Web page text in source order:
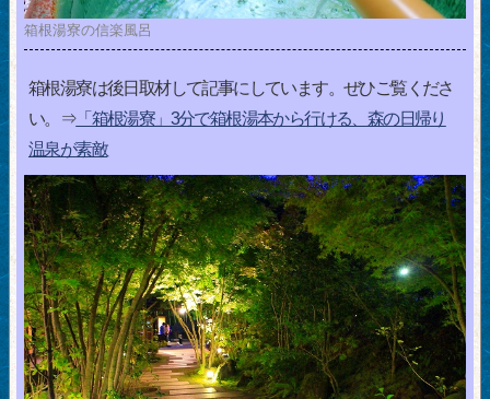
箱根湯寮の信楽風呂
箱根湯寮は後日取材して記事にしています。ぜひご覧くださ
い。⇒「箱根湯寮」3分で箱根湯本から行ける、森の日帰り
温泉が素敵